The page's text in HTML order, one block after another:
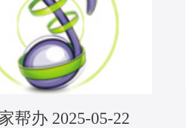
帮办 2025-05-22